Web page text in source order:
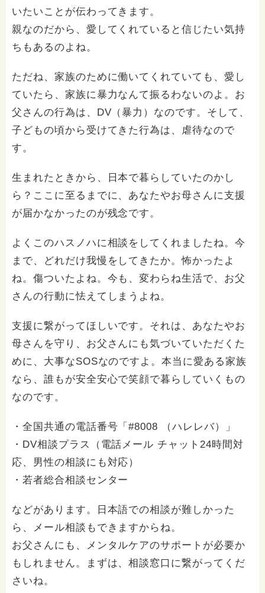
いたいことが伝わってきます。
親なのだから、愛してくれていると信じたい気持
ちもあるのよね。
ただね、家族のために働いてくれていても、愛し
ていたら、家族に暴力なんて振るわないのよ。お
父さんの行為は、DV（暴力）なのです。そして、
子どもの頃から受けてきた行為は、虐待なので
す。
生まれたときから、日本で暮らしていたのかし
ら？ここに至るまでに、あなたやお母さんに支援
が届かなかったのが残念です。
よくこのハスノハに相談をしてくれましたね。今
まで、どれだけ我慢をしてきたか。怖かったよ
ね。傷ついたよね。今も、変わらね生活で、お父
さんの行動に怯えてしまうよね。
支援に繋がってほしいです。それは、あなたやお
母さんを守り、お父さんにも気づいていただくた
めに、大事なSOSなのですよ。本当に愛ある家族
なら、誰もが安全安心で笑顔で暮らしていくもの
なのです。
・全国共通の電話番号「#8008 （ハレレバ）」
・DV相談プラス（電話メール チャット24時間対
応、男性の相談にも対応）
・若者総合相談センター
などがあります。日本語での相談が難しかった
ら、メール相談もできますからね。
お父さんにも、メンタルケアのサポートが必要か
もしれません。まずは、相談窓口に繋がってくだ
さいね。